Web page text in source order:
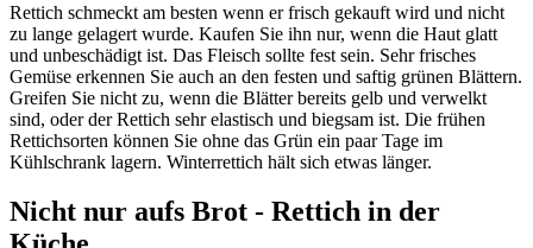
Rettich schmeckt am besten wenn er frisch gekauft wird und nicht
zu lange gelagert wurde. Kaufen Sie ihn nur, wenn die Haut glatt
und unbeschädigt ist. Das Fleisch sollte fest sein. Sehr frisches
Gemüse erkennen Sie auch an den festen und saftig grünen Blättern.
Greifen Sie nicht zu, wenn die Blätter bereits gelb und verwelkt
sind, oder der Rettich sehr elastisch und biegsam ist. Die frühen
Rettichsorten können Sie ohne das Grün ein paar Tage im
Kühlschrank lagern. Winterrettich hält sich etwas länger.
Nicht nur aufs Brot - Rettich in der